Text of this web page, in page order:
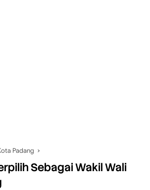
Padang
Sebagai Wakil Wali